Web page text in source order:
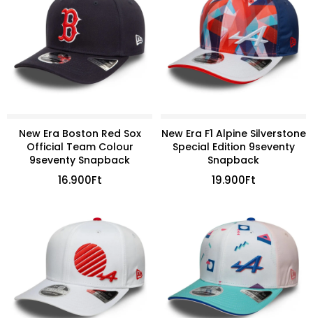
New Era Boston Red Sox
Official Team Colour
9seventy Snapback
16.900Ft
New Era F1 Alpine Silverstone
Special Edition 9seventy
Snapback
19.900Ft